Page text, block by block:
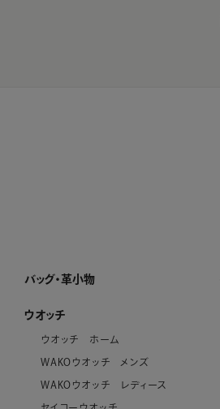
バッグ・革小物
バッグ・革小物 ホーム
SUIHA
MANACO
WAKO×MAURO GOVERNA
ハンドバッグ
トートバッグ
ショルダーバッグ・ポシェット
フォーマルバッグ・パーティーバッグ
ボストンバッグ・リュック
その他のバッグ
すべてのバッグ
長財布
折り財布
小銭入れ
キーケース・カードケース
その他の革小物
すべての革小物
WEB限定
すべてのバッグ・革小物
ウオッチ
ウオッチ ホーム
WAKOウオッチ メンズ
WAKOウオッチ レディース